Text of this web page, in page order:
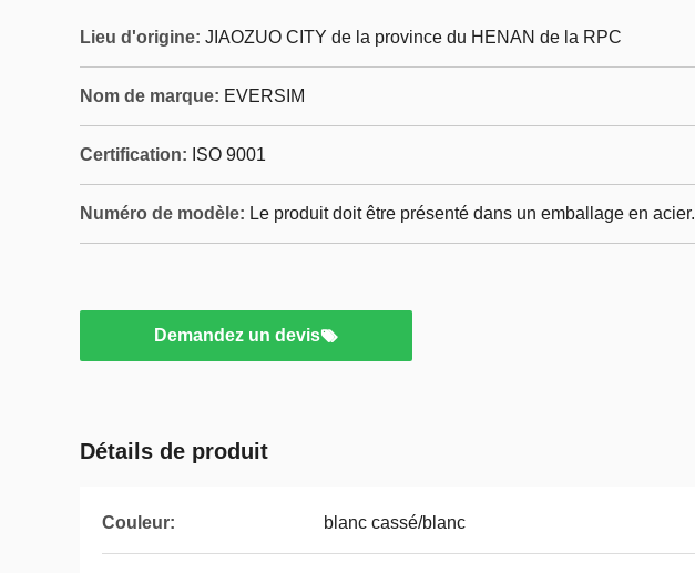
Lieu d'origine: JIAOZUO CITY de la province du HENAN de la RPC
Nom de marque: EVERSIM
Certification: ISO 9001
Numéro de modèle: Le produit doit être présenté dans un emballage en acier.
Demandez un devis
Détails de produit
Couleur: blanc cassé/blanc